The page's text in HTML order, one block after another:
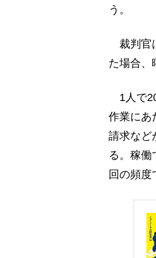
う。
裁判官
た場合、
1人で
作業にあ
請求など
る。稼働
回の頻度